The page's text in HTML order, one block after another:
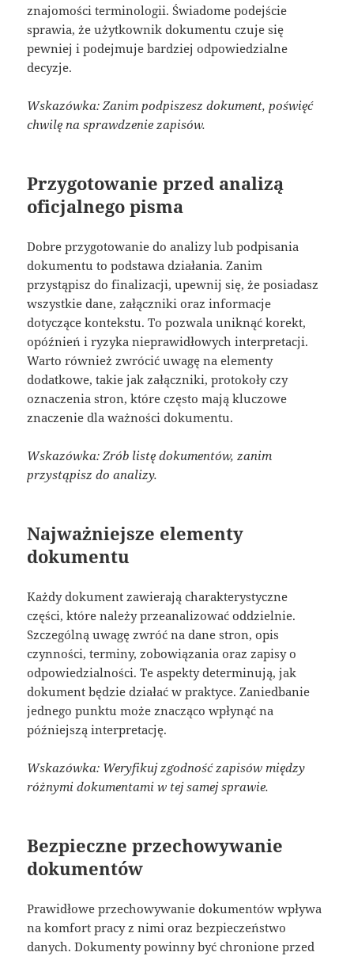
znajomości terminologii. Świadome podejście
sprawia, że użytkownik dokumentu czuje się
pewniej i podejmuje bardziej odpowiedzialne
decyzje.
Wskazówka: Zanim podpiszesz dokument, poświęć
chwilę na sprawdzenie zapisów.
Przygotowanie przed analizą
oficjalnego pisma
Dobre przygotowanie do analizy lub podpisania
dokumentu to podstawa działania. Zanim
przystąpisz do finalizacji, upewnij się, że posiadasz
wszystkie dane, załączniki oraz informacje
dotyczące kontekstu. To pozwala uniknąć korekt,
opóźnień i ryzyka nieprawidłowych interpretacji.
Warto również zwrócić uwagę na elementy
dodatkowe, takie jak załączniki, protokoły czy
oznaczenia stron, które często mają kluczowe
znaczenie dla ważności dokumentu.
Wskazówka: Zrób listę dokumentów, zanim
przystąpisz do analizy.
Najważniejsze elementy
dokumentu
Każdy dokument zawierają charakterystyczne
części, które należy przeanalizować oddzielnie.
Szczególną uwagę zwróć na dane stron, opis
czynności, terminy, zobowiązania oraz zapisy o
odpowiedzialności. Te aspekty determinują, jak
dokument będzie działać w praktyce. Zaniedbanie
jednego punktu może znacząco wpłynąć na
późniejszą interpretację.
Wskazówka: Weryfikuj zgodność zapisów między
różnymi dokumentami w tej samej sprawie.
Bezpieczne przechowywanie
dokumentów
Prawidłowe przechowywanie dokumentów wpływa
na komfort pracy z nimi oraz bezpieczeństwo
danych. Dokumenty powinny być chronione przed